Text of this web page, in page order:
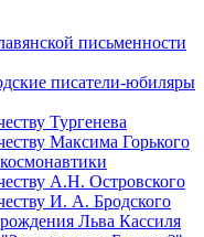
письменности
писатели-юбиляры
Тургенева
Максима Горького
А.Н. Островского
И. А. Бродского
Льва Кассиля